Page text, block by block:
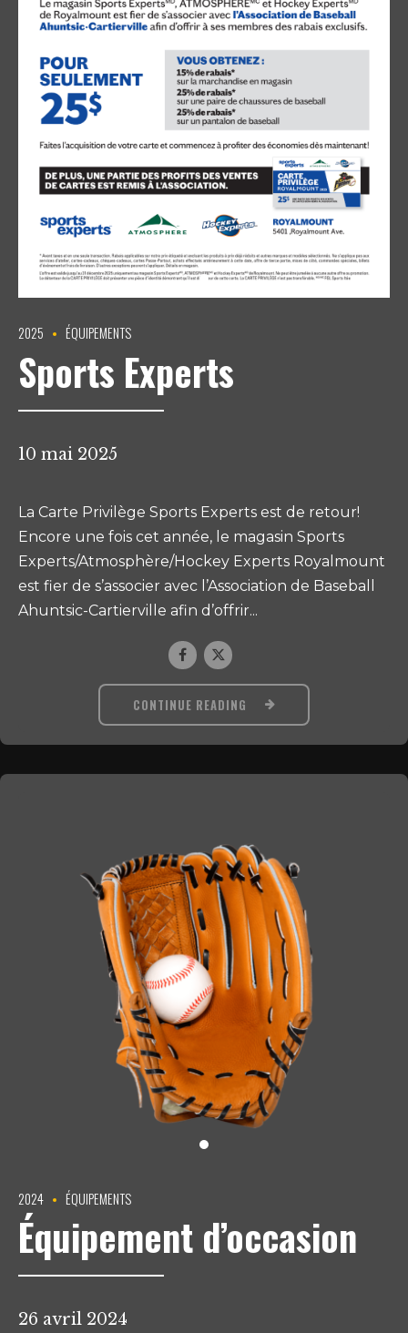
2025 ÉQUIPEMENTS
Sports Experts
10 mai 2025
La Carte Privilège Sports Experts est de retour!
Encore une fois cet année, le magasin Sports
Experts/Atmosphère/Hockey Experts Royalmount
est fier de s’associer avec l’Association de Baseball
Ahuntsic-Cartierville afin d’offrir...
CONTINUE READING
2024 ÉQUIPEMENTS
Équipement d’occasion
26 avril 2024